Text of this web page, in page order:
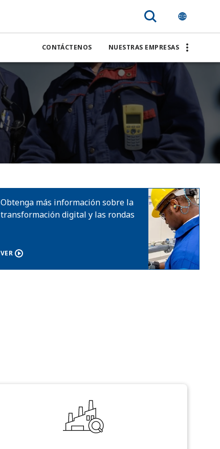
CONTÁCTENOS NUESTRAS EMPRESAS
Obtenga más información sobre la
transformación digital y las rondas
VER